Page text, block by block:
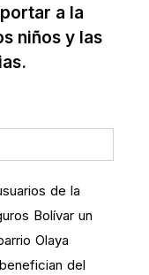
a la
niños y las
de la
Bolívar un
Olaya
del